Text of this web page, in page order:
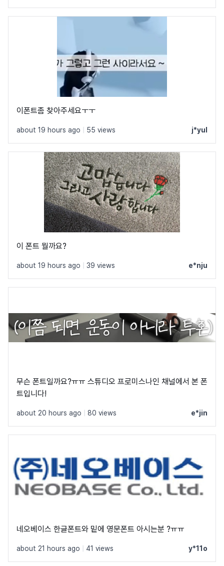
이폰트좀 찾아주세요ㅜㅜ
about 19 hours ago 55 views j*yul
이 폰트 뭘까요?
about 19 hours ago 39 views e*nju
무슨 폰트일까요?ㅠㅠ 스튜디오 프로미스나인 채널에서 본 폰
트입니다!
about 20 hours ago 80 views e*jin
네오베이스 한글폰트와 밑에 영문폰트 아시는분 ?ㅠㅠ
about 21 hours ago 41 views y*11o